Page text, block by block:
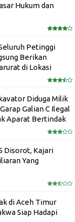
Hukum dan
Petinggi
Berikan
di Lokasi
Diduga Milik
Galian C Ilegal
Aparat Bertindak
Disorot, Kajari
Yang
di Aceh Timur
Siap Hadapi